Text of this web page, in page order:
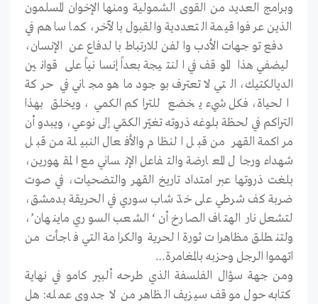
وبرامج العديد من القوى الشمولية ومنها الإخوان المسلمون
الذين عرفوا قيمة التعددية والقبول بالآخر، كما ساهم في
دفع توجهات الأدب والفن للارتباط بالدفاع عن الإنسان،
ليضفي هذا الموقف في النتيجة بعداً إنسانياً على قوانين
الديالكتيك، التي لاتعترف بوجود ماهو مجاني في حركة
الحياة، فكل شيء يخضع للتراكم الكمي، ويخلق بهذا
التراكم في لحظة بلوغه ذروته تغيّر الكمّي إلى نوعي، ويبدو أن
مراكمة القهر من قبل النظام والأفعال النبيلة من قبل
شهداء ورجال المعارضة والتفاعل الإنساني مع المقهورين،
بلغت ذروتها عبر امتداد تاريخ القهر والتضحيات، في صوت
ضربة كف شرطي على خدّ شاب سوري في الحريقة بدمشق،
لتشعل نار الهتاف الصارخ أن ‘الشعب السوري ماينهان’،
ولتنطلق مظاهرات ثورة الحرية والكرامة التي فاجأت من
اتهموا الرجل وحزبه بالمغامرة…
ومن جهة سؤال الفلسفة الذي طرحه ألبير كامو في نهاية
كتابه حول موقف سيزيف الظاهر من لا جدوى عمله: هل